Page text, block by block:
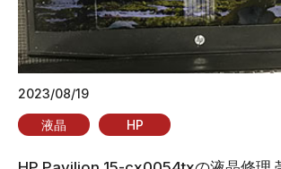
2023/08/19
液晶 HP